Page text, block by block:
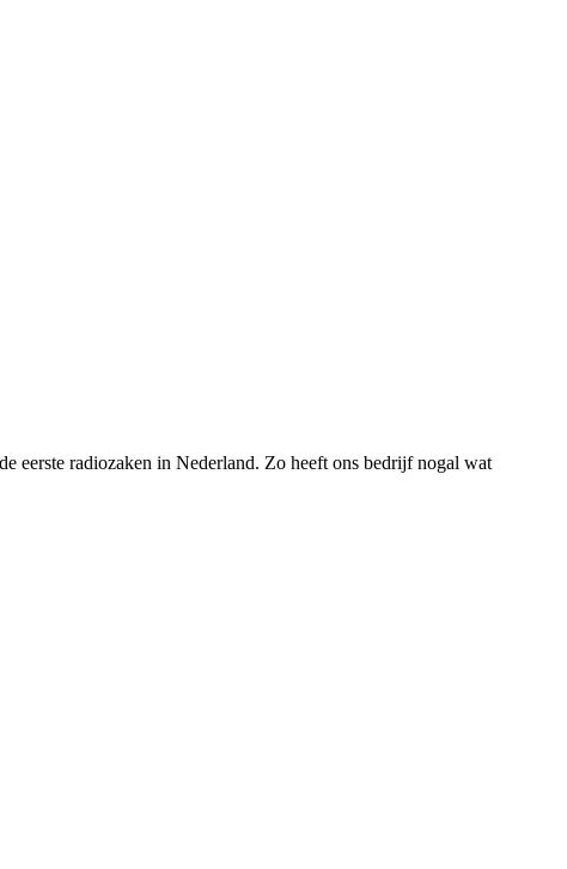
eerste radiozaken in Nederland. Zo heeft ons bedrijf nogal wat